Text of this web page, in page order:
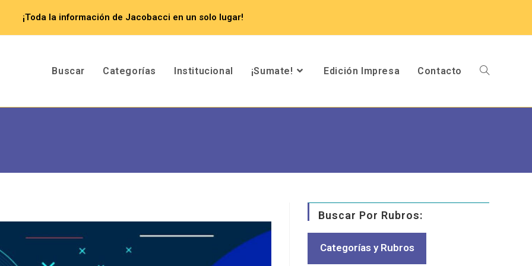
¡Toda la información de Jacobacci en un solo lugar!
Buscar Categorías Institucional ¡Sumate! Edición Impresa Contacto
Buscar Por Rubros:
Categorías y Rubros